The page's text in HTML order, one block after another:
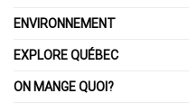
ENVIRONNEMENT
EXPLORE QUÉBEC
ON MANGE QUOI?